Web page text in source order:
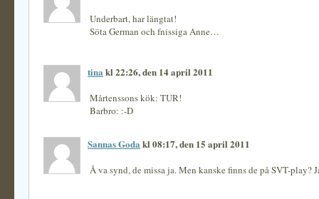
Underbart, har längtat!
Söta German och fnissiga Anne…
tina kl 22:26, den 14 april 2011
Mårtenssons kök: TUR!
Barbro: :-D
Sannas Goda kl 08:17, den 15 april 2011
Å va synd, de missa ja. Men kanske finns de på SVT-play?